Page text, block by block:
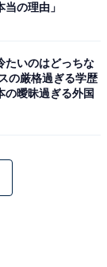
原温泉 富田屋別
原の自然に包ま
】
の理由」
たいのはどっちな
の厳格過ぎる学歴
の曖昧過ぎる外国